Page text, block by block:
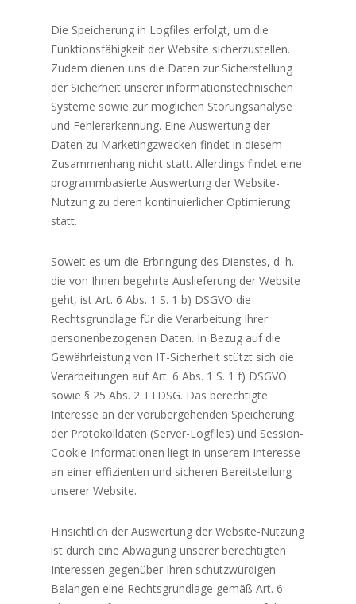
Die Speicherung in Logfiles erfolgt, um die
Funktionsfähigkeit der Website sicherzustellen.
Zudem dienen uns die Daten zur Sicherstellung
der Sicherheit unserer informationstechnischen
Systeme sowie zur möglichen Störungsanalyse
und Fehlererkennung. Eine Auswertung der
Daten zu Marketingzwecken findet in diesem
Zusammenhang nicht statt. Allerdings findet eine
programmbasierte Auswertung der Website-
Nutzung zu deren kontinuierlicher Optimierung
statt.
Soweit es um die Erbringung des Dienstes, d. h.
die von Ihnen begehrte Auslieferung der Website
geht, ist Art. 6 Abs. 1 S. 1 b) DSGVO die
Rechtsgrundlage für die Verarbeitung Ihrer
personenbezogenen Daten. In Bezug auf die
Gewährleistung von IT-Sicherheit stützt sich die
Verarbeitungen auf Art. 6 Abs. 1 S. 1 f) DSGVO
sowie § 25 Abs. 2 TTDSG. Das berechtigte
Interesse an der vorübergehenden Speicherung
der Protokolldaten (Server-Logfiles) und Session-
Cookie-Informationen liegt in unserem Interesse
an einer effizienten und sicheren Bereitstellung
unserer Website.
Hinsichtlich der Auswertung der Website-Nutzung
ist durch eine Abwägung unserer berechtigten
Interessen gegenüber Ihren schutzwürdigen
Belangen eine Rechtsgrundlage gemäß Art. 6